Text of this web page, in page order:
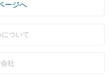
ージへ
ついて
社